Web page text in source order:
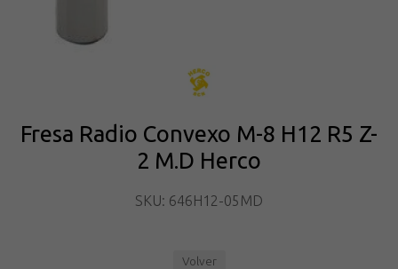
Fresa Radio Convexo M-8 H12 R5 Z-
2 M.D Herco
SKU: 646H12-05MD
Volver